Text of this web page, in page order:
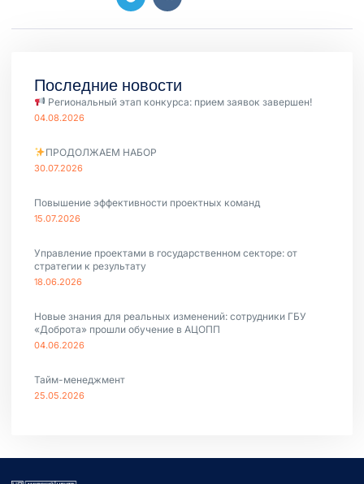
Последние новости
Региональный этап конкурса: прием заявок завершен!
04.08.2026
ПРОДОЛЖАЕМ НАБОР
30.07.2026
Повышение эффективности проектных команд
15.07.2026
Управление проектами в государственном секторе: от
стратегии к результату
18.06.2026
Новые знания для реальных изменений: сотрудники ГБУ
«Доброта» прошли обучение в АЦОПП
04.06.2026
Тайм-менеджмент
25.05.2026